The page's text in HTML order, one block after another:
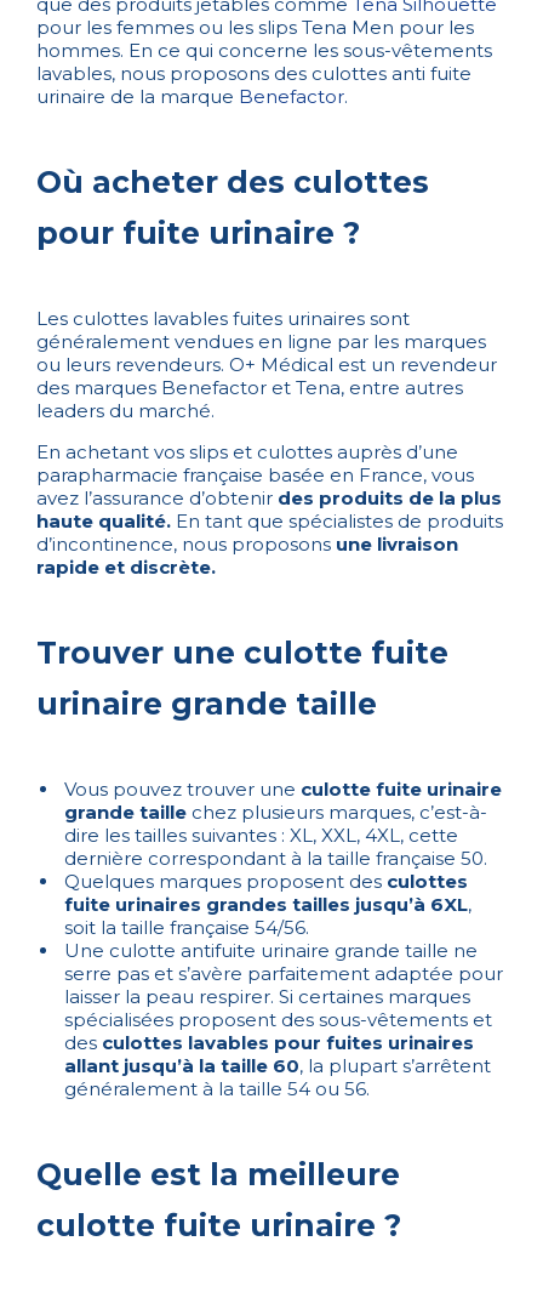
que des produits jetables comme
Tena Silhouette
pour les femmes ou les slips Tena Men pour les
hommes. En ce qui concerne les sous-vêtements
lavables, nous proposons des culottes anti fuite
urinaire de la marque Benefactor.
Où acheter des culottes
pour fuite urinaire ?
Les culottes lavables fuites urinaires sont
généralement vendues en ligne par les marques
ou leurs revendeurs. O+ Médical est un revendeur
des marques Benefactor et Tena, entre autres
leaders du marché.
En achetant vos slips et culottes auprès d’une
parapharmacie française basée en France, vous
avez l’assurance d’obtenir des produits de la plus
haute qualité. En tant que spécialistes de produits
d’incontinence, nous proposons une livraison
rapide et discrète.
Trouver une culotte fuite
urinaire grande taille
Vous pouvez trouver une culotte fuite urinaire
grande taille chez plusieurs marques, c’est-à-
dire les tailles suivantes : XL, XXL, 4XL, cette
dernière correspondant à la taille française 50.
Quelques marques proposent des culottes
fuite urinaires grandes tailles jusqu’à 6XL,
soit la taille française 54/56.
Une culotte antifuite urinaire grande taille ne
serre pas et s’avère parfaitement adaptée pour
laisser la peau respirer. Si certaines marques
spécialisées proposent des sous-vêtements et
des culottes lavables pour fuites urinaires
allant jusqu’à la taille 60, la plupart s’arrêtent
généralement à la taille 54 ou 56.
Quelle est la meilleure
culotte fuite urinaire ?